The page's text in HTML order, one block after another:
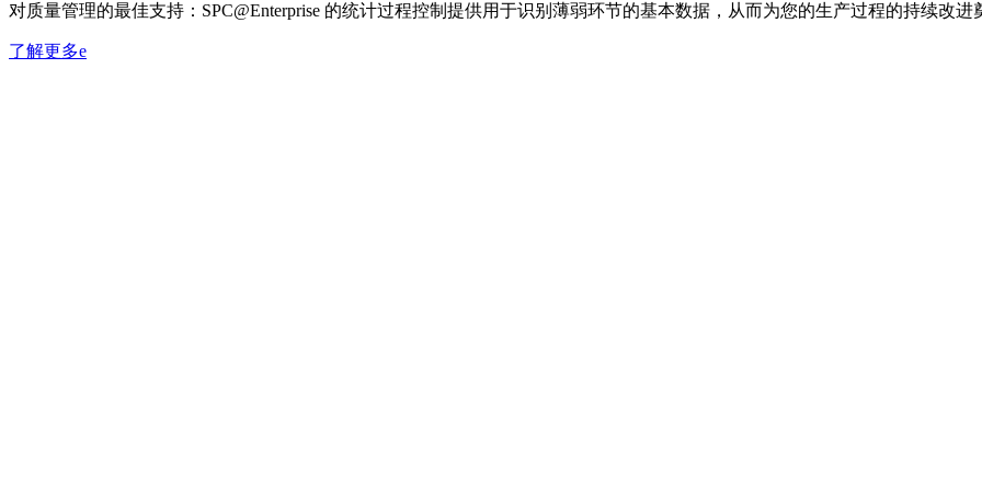
对质量管理的最佳支持：SPC@Enterprise 的统计过程控制提供用于识别薄弱环节的基本数据，从而为您的生产过程的持续改进
了解更多e